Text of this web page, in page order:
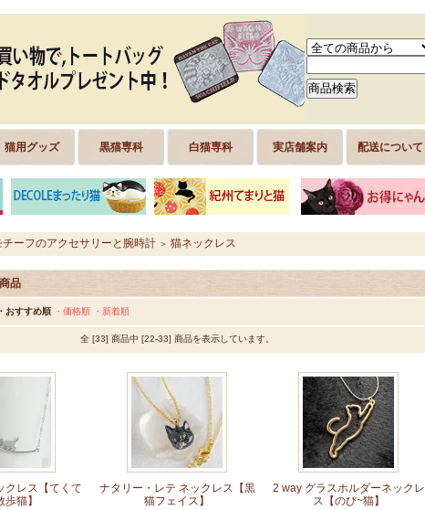
猫用グッズ 黒猫専科 白猫専科 実店舗案内 配送について
チーフのアクセサリーと腕時計 ＞ 猫ネックレス
品
・おすすめ順 ・価格順 ・新着順
全 [33] 商品中 [22-33] 商品を表示しています。
クレス【てくて
歩猫】
ナタリー・レテ ネックレス【黒
猫フェイス】
2 way グラスホルダーネックレ
ス【のび~猫】